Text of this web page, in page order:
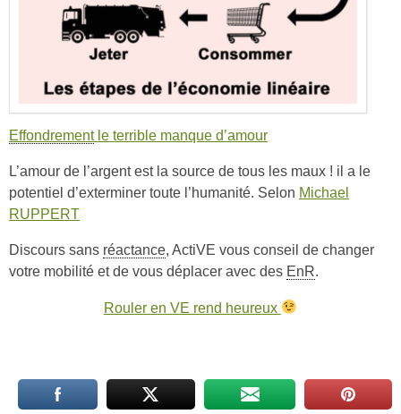
Effondrementle terrible manque d’amour
L’amour de l’argent est la source de tous les maux ! il a le
potentiel d’exterminer toute l’humanité. Selon Michael
RUPPERT
Discours sans réactance, ActiVE vous conseil de changer
votre mobilité et de vous déplacer avec des EnR.
Rouler en VE rend heureux